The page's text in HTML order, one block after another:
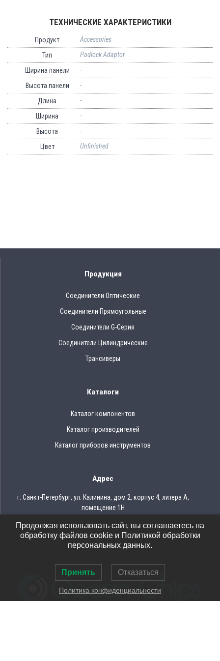
ТЕХНИЧЕСКИЕ ХАРАКТЕРИСТИКИ
Продукт
Accessories
Тип
Padlock Adaptor
Ширина панели
-
Высота панели
-
Длина
-
Ширина
-
Высота
-
Цвет
Unfinished
Продукция
Соединители Оптические
Соединители Прямоугольные
Соединители G-Серия
Соединители Цилиндрические
Трансиверы
Каталоги
Каталог компонентов
Каталог производителей
Каталог приборов инструментов
Адрес
г. Санкт-Петербург, ул. Калинина, дом 2, корпус 4, литера А,
помещение 1Н
Тел.: 8 (812) 309-75-97
Email: ocean@oceanchips.ru
Продолжая использовать сайт, вы соглашаетесь на
обработку файлов cookie и Политикой обработки
персональных данных.
Принять Отказаться
Политика конфиденциальности